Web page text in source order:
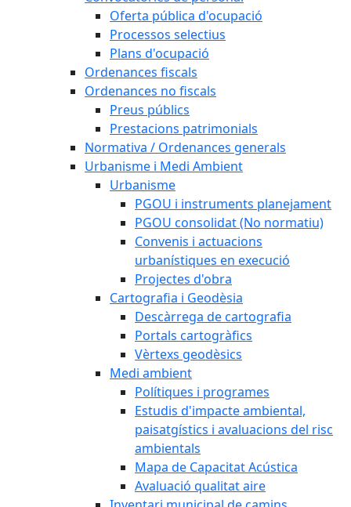
Oferta pública d'ocupació
Processos selectius
Plans d'ocupació
Ordenances fiscals
Ordenances no fiscals
Preus públics
Prestacions patrimonials
Normativa / Ordenances generals
Urbanisme i Medi Ambient
Urbanisme
PGOU i instruments planejament
PGOU consolidat (No normatiu)
Convenis i actuacions
urbanístiques en execució
Projectes d'obra
Cartografia i Geodèsia
Descàrrega de cartografia
Portals cartogràfics
Vèrtexs geodèsics
Medi ambient
Polítiques i programes
Estudis d'impacte ambiental,
paisatgístics i avaluacions del risc
ambientals
Mapa de Capacitat Acústica
Avaluació qualitat aire